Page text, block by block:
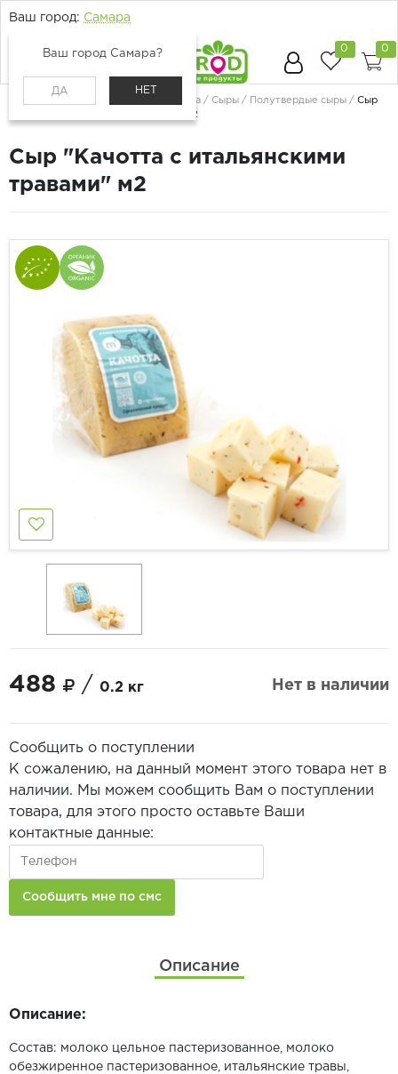
Ваш город: Самара
Ваш город Самара?
ДА НЕТ
0 0
Молоко, сыр, яйца Сыры Полутвердые сыры
Сыр
"Качотта с итальянскими травами" м2
Сыр "Качотта с итальянскими
травами" м2
488 / 0.2 кг Нет в наличии
Сообщить о поступлении
К сожалению, на данный момент этого товара нет в
наличии. Мы можем сообщить Вам о поступлении
товара, для этого просто оставьте Ваши
контактные данные:
Описание
Описание:
Состав: молоко цельное пастеризованное, молоко
обезжиренное пастеризованное, итальянские травы,